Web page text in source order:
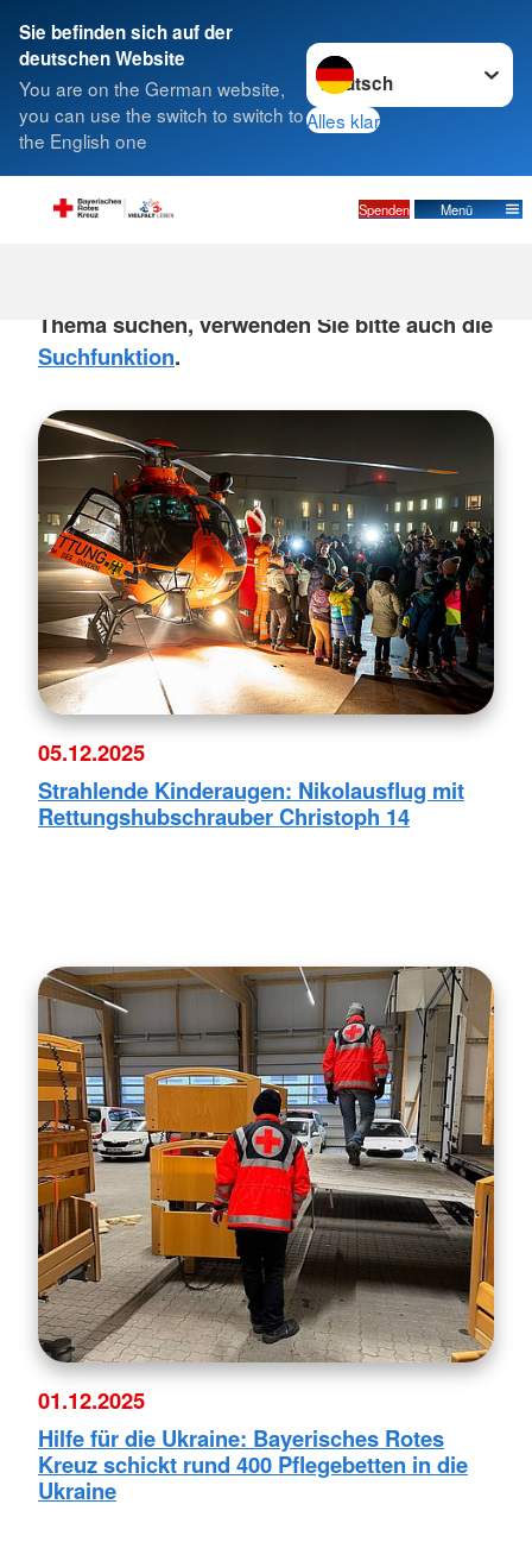
Sie befinden sich auf der
deutschen Website
You are on the German website,
you can use the switch to switch to
the English one
Sprache wechseln zu
Alles klar
Spenden Menü
Suche
Thema suchen, verwenden Sie bitte auch die
Suchfunktion.
05.12.2025
Strahlende Kinderaugen: Nikolausflug mit
Rettungshubschrauber Christoph 14
01.12.2025
Hilfe für die Ukraine: Bayerisches Rotes
Kreuz schickt rund 400 Pflegebetten in die
Ukraine